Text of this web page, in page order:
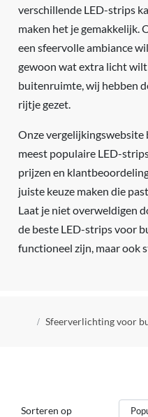
verschillende LED-strips
maken het je gemakkelijk.
een sfeervolle ambiance
gewoon wat extra licht
buitenruimte, wij hebben
rijtje gezet.
Onze vergelijkingswebsite
meest populaire LED-
prijzen en
juiste keuze maken die
Laat je niet overweldigen
de beste LED-strips voor
functioneel zijn, maar ook
Kruimelpad
Sfeerverlichting voor
Sorteren op